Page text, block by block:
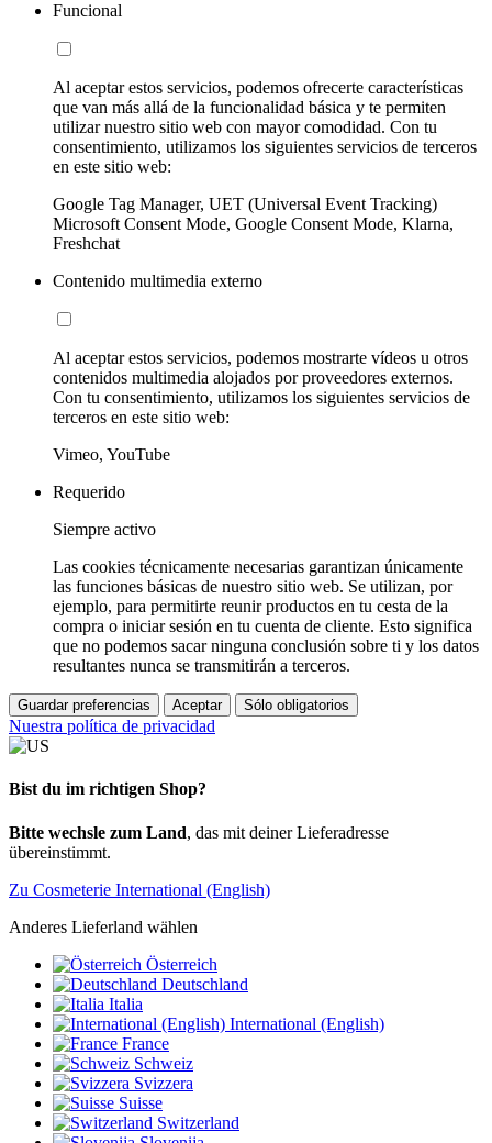
Funcional
Al aceptar estos servicios, podemos ofrecerte características
que van más allá de la funcionalidad básica y te permiten
utilizar nuestro sitio web con mayor comodidad. Con tu
consentimiento, utilizamos los siguientes servicios de terceros
en este sitio web:
Google Tag Manager, UET (Universal Event Tracking)
Microsoft Consent Mode, Google Consent Mode, Klarna,
Freshchat
Contenido multimedia externo
Al aceptar estos servicios, podemos mostrarte vídeos u otros
contenidos multimedia alojados por proveedores externos.
Con tu consentimiento, utilizamos los siguientes servicios de
terceros en este sitio web:
Vimeo, YouTube
Requerido
Siempre activo
Las cookies técnicamente necesarias garantizan únicamente
las funciones básicas de nuestro sitio web. Se utilizan, por
ejemplo, para permitirte reunir productos en tu cesta de la
compra o iniciar sesión en tu cuenta de cliente. Esto significa
que no podemos sacar ninguna conclusión sobre ti y los datos
resultantes nunca se transmitirán a terceros.
Guardar preferencias Aceptar Sólo obligatorios
Nuestra política de privacidad
Bist du im richtigen Shop?
Bitte wechsle zum Land, das mit deiner Lieferadresse
übereinstimmt.
Zu Cosmeterie International (English)
Anderes Lieferland wählen
Österreich
Deutschland
Italia
International (English)
France
Schweiz
Svizzera
Suisse
Switzerland